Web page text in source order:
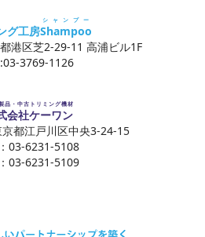
グ工房Shampoo
シャンプー
港区芝2-29-11 高浦ビル1F
3769-1126
会社ケーワン
品・中古トリミング機材
都江戸川区中央3-24-15
03-6231-5108
03-6231-5109